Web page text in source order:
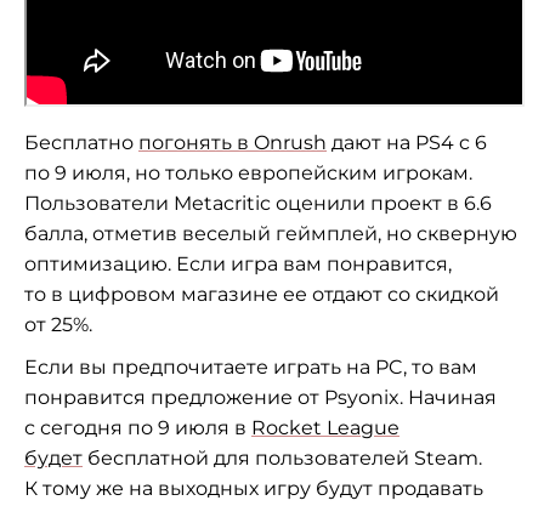
Бесплатно погонять в Onrush дают на PS4 c 6
по 9 июля, но только европейским игрокам.
Пользователи Metacritic оценили проект в 6.6
балла, отметив веселый геймплей, но скверную
оптимизацию. Если игра вам понравится,
то в цифровом магазине ее отдают со скидкой
от 25%.
Если вы предпочитаете играть на PC, то вам
понравится предложение от Psyonix. Начиная
с сегодня по 9 июля в Rocket League
будет бесплатной для пользователей Steam.
К тому же на выходных игру будут продавать